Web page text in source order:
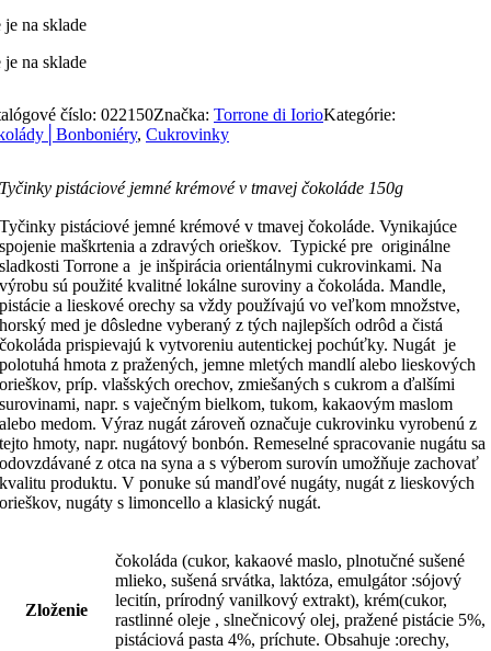
je na sklade
je na sklade
číslo: 022150Značka: Torrone di IorioKategórie:
, Cukrovinky
Tyčinky pistáciové jemné krémové v tmavej čokoláde 150g
Tyčinky pistáciové jemné krémové v tmavej čokoláde. Vynikajúce
spojenie maškrtenia a zdravých orieškov. Typické pre originálne
sladkosti Torrone a je inšpirácia orientálnymi cukrovinkami. Na
výrobu sú použité kvalitné lokálne suroviny a čokoláda. Mandle,
pistácie a lieskové orechy sa vždy používajú vo veľkom množstve,
horský med je dôsledne vyberaný z tých najlepších odrôd a čistá
čokoláda prispievajú k vytvoreniu autentickej pochúťky. Nugát je
polotuhá hmota z pražených, jemne mletých mandlí alebo lieskových
orieškov, príp. vlašských orechov, zmiešaných s cukrom a ďalšími
surovinami, napr. s vaječným bielkom, tukom, kakaovým maslom
alebo medom. Výraz nugát zároveň označuje cukrovinku vyrobenú z
tejto hmoty, napr. nugátový bonbón. Remeselné spracovanie nugátu sa
odovzdávané z otca na syna a s výberom surovín umožňuje zachovať
kvalitu produktu. V ponuke sú mandľové nugáty, nugát z lieskových
orieškov, nugáty s limoncello a klasický nugát.
Zloženie
čokoláda (cukor, kakaové maslo, plnotučné sušené
mlieko, sušená srvátka, laktóza, emulgátor :sójový
lecitín, prírodný vanilkový extrakt), krém(cukor,
rastlinné oleje , slnečnicový olej, pražené pistácie 5%,
pistáciová pasta 4%, príchute. Obsahuje :orechy,